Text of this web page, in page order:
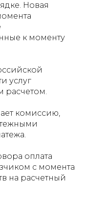
Новая
к моменту
услуг
расчетом.
комиссию,
оплата
с момента
на расчетный